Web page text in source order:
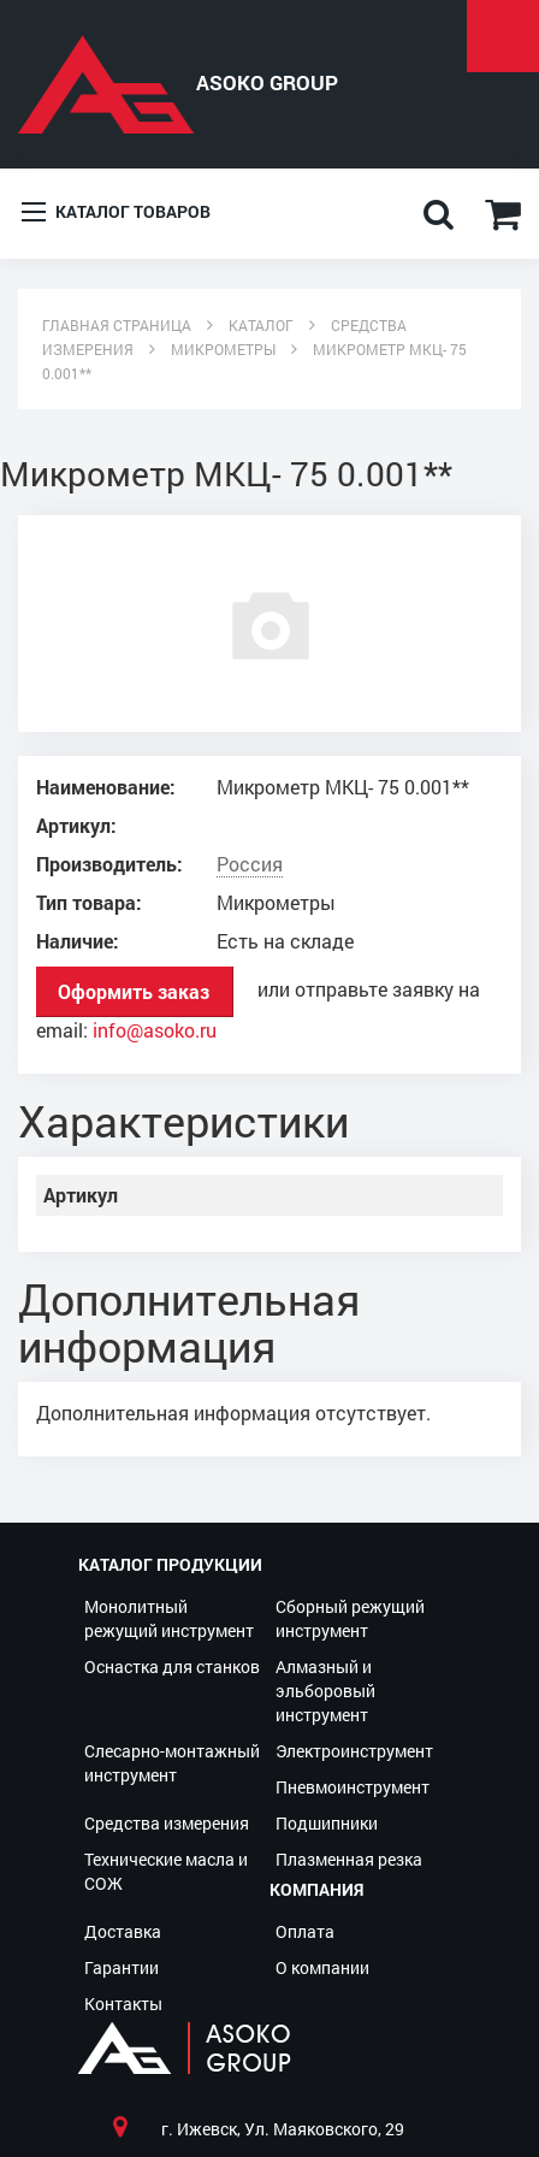
КАТАЛОГ ТОВАРОВ
ГЛАВНАЯ СТРАНИЦА КАТАЛОГ
СРЕДСТВА
ИЗМЕРЕНИЯ
МИКРОМЕТРЫ
МИКРОМЕТР МКЦ- 75
0.001**
Микрометр МКЦ- 75 0.001**
Наименование:
Микрометр МКЦ- 75 0.001**
Артикул:
Производитель:
Россия
Тип товара:
Микрометры
Наличие:
Есть на складе
Оформить заказ
или отправьте заявку на
email: info@asoko.ru
Характеристики
Артикул
Дополнительная
информация
Дополнительная информация отсутствует.
КАТАЛОГ ПРОДУКЦИИ
Монолитный
режущий инструмент
Сборный режущий
инструмент
Оснастка для станков
Алмазный и
эльборовый
инструмент
Слесарно-монтажный
инструмент
Электроинструмент
Пневмоинструмент
Средства измерения
Подшипники
Технические масла и
СОЖ
Плазменная резка
КОМПАНИЯ
Доставка
Оплата
Гарантии
О компании
Контакты
г. Ижевск, Ул. Маяковского, 29